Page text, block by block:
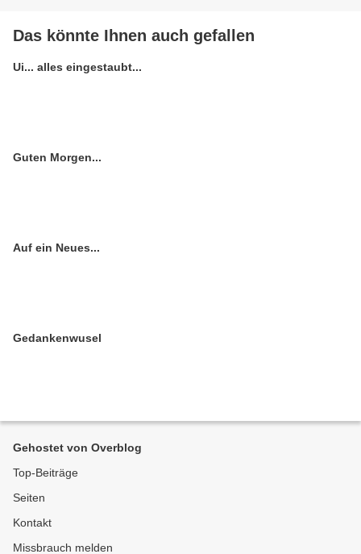
Das könnte Ihnen auch gefallen
Ui... alles eingestaubt...
Guten Morgen...
Auf ein Neues...
Gedankenwusel
Gehostet von Overblog
Top-Beiträge
Seiten
Kontakt
Missbrauch melden